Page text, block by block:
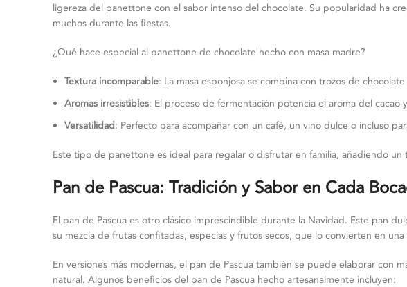
ligereza del panettone con el sabor intenso del chocolate. Su popularidad ha
muchos durante las fiestas.
¿Qué hace especial al panettone de chocolate hecho con masa madre?
Textura incomparable: La masa esponjosa se combina con trozos de
Aromas irresistibles: El proceso de fermentación potencia el aroma del cacao
Versatilidad: Perfecto para acompañar con un café, un vino dulce o incluso
Este tipo de panettone es ideal para regalar o disfrutar en familia, añadiendo
Pan de Pascua: Tradición y Sabor en Cada
El pan de Pascua es otro clásico imprescindible durante la Navidad. Este pan
su mezcla de frutas confitadas, especias y frutos secos, que lo convierten en
En versiones más modernas, el pan de Pascua también se puede elaborar con
natural. Algunos beneficios del pan de Pascua hecho artesanalmente incluyen: